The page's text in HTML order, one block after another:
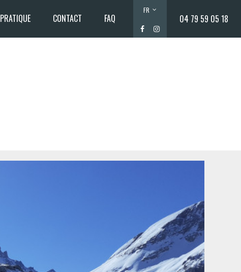
PRATIQUE CONTACT FAQ
FR
04 79 59 05 18